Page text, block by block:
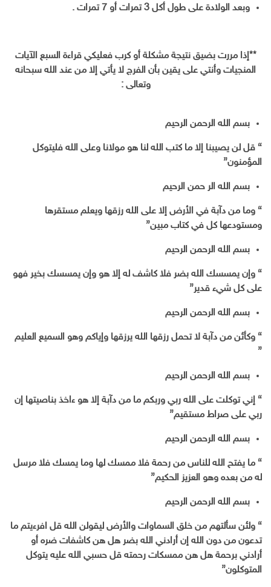
وبعد الولادة على طول أكل 3 تمرات أو 7 تمرات .
**إذا مررت بضيق نتيجة مشكلة أو كرب فعليكي قراءة السبع الآيات
المنجيات وأنتي على يقين بأن الفرج لا يأتي إلا من عند الله سبحانه
وتعالى :
بسم الله الرحمن الرحيم
} قل لن يصيبنا إلا ما كتب الله لنا هو مولانا وعلى الله فليتوكل
المؤمنون{
بسم الله الر حمن الرحيم
} وما من دآبة في الأرض إلا على الله رزقها ويعلم مستقرها
ومستودعها كل في كتاب مبين{
بسم الله الرحمن الرحيم
} وإن يمسسك الله بضر فلا كاشف له إلا هو وإن يمسسك بخير فهو
على كل شيء قدير{
بسم الله الرحمن الرحيم
} وكأئن من دآبة لا تحمل رزقها الله يرزقها وإياكم وهو السميع العليم
{
بسم الله الرحمن الرحيم
} إني توكلت على الله ربي وربكم ما من دآبة إلا هو ءاخذ بناصيتها إن
ربي على صراط مستقيم{
بسم الله الرحمن الرحيم
} ما يفتح الله للناس من رحمة فلا ممسك لها وما يمسك فلا مرسل
له من بعده وهو العزيز الحكيم{
بسم الله الرحمن الرحيم
} ولئن سألتهم من خلق السماوات والأرض ليقولن الله قل افرءيتم ما
تدعون من دون الله إن أرادني الله بضر هل هن كاشفات ضره أو
أرادني برحمة هل هن ممسكات رحمته قل حسبي الله عليه يتوكل
المتوكلون{